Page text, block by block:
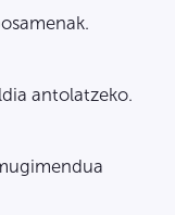
antolatzeko.